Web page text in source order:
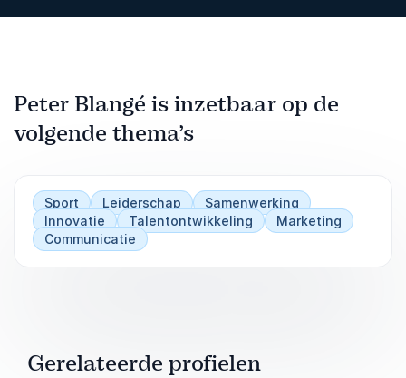
Peter Blangé is inzetbaar op de
volgende thema’s
Sport Leiderschap
Samenwerking
Innovatie
Talentontwikkeling
Marketing
Communicatie
Gerelateerde profielen